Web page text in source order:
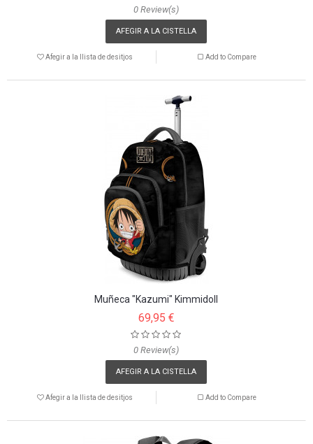
0 Review(s)
AFEGIR A LA CISTELLA
Afegir a la llista de desitjos Add to Compare
Muñeca "Kazumi" Kimmidoll
69,95 €
0 Review(s)
AFEGIR A LA CISTELLA
Afegir a la llista de desitjos Add to Compare